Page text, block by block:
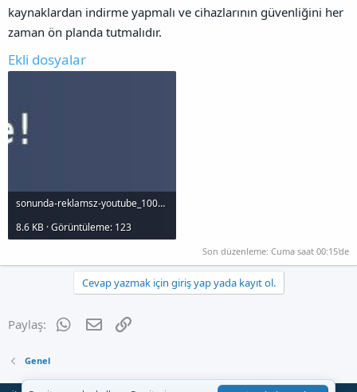
kaynaklardan indirme yapmalı ve cihazlarının güvenliğini her
zaman ön planda tutmalıdır.
Ekli dosyalar
sonunda-reklamsz-youtube_1000x120.jpg
8.6 KB · Görüntüleme: 123
Son düzenleme: Cuma saat 00:15'de
Cevap yazmak için giriş yap yada kayıt ol.
Paylaş: WhatsApp
E-posta
Genel